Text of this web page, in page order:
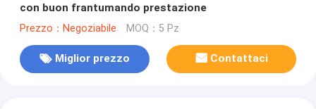
con buon frantumando prestazione
Prezzo：Negoziabile MOQ：5 Pz
Miglior prezzo Contattaci